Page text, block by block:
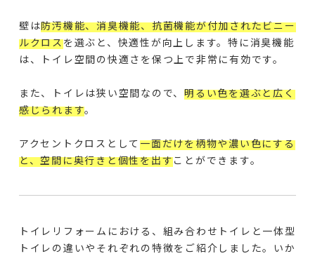
壁は防汚機能、消臭機能、抗菌機能が付加されたビニー
ルクロスを選ぶと、快適性が向上します。特に消臭機能
は、トイレ空間の快適さを保つ上で非常に有効です。
また、トイレは狭い空間なので、明るい色を選ぶと広く
感じられます。
アクセントクロスとして一面だけを柄物や濃い色にする
と、空間に奥行きと個性を出すことができます。
トイレリフォームにおける、組み合わせトイレと一体型
トイレの違いやそれぞれの特徴をご紹介しました。いか